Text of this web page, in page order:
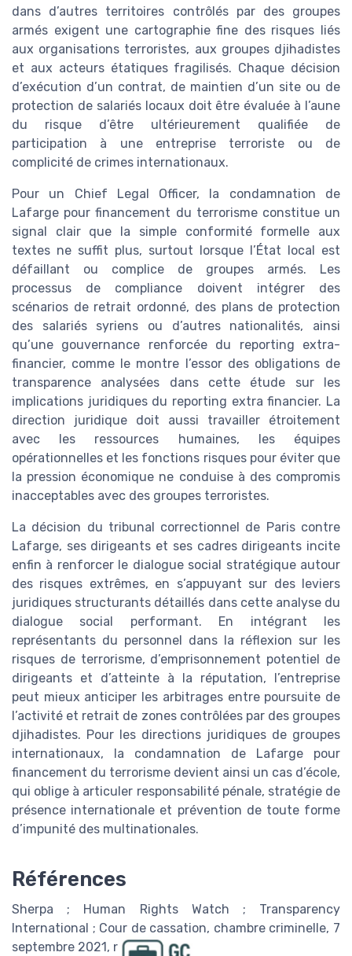
dans d’autres territoires contrôlés par des groupes
armés exigent une cartographie fine des risques liés
aux organisations terroristes, aux groupes djihadistes
et aux acteurs étatiques fragilisés. Chaque décision
d’exécution d’un contrat, de maintien d’un site ou de
protection de salariés locaux doit être évaluée à l’aune
du risque d’être ultérieurement qualifiée de
participation à une entreprise terroriste ou de
complicité de crimes internationaux.
Pour un Chief Legal Officer, la condamnation de
Lafarge pour financement du terrorisme constitue un
signal clair que la simple conformité formelle aux
textes ne suffit plus, surtout lorsque l’État local est
défaillant ou complice de groupes armés. Les
processus de compliance doivent intégrer des
scénarios de retrait ordonné, des plans de protection
des salariés syriens ou d’autres nationalités, ainsi
qu’une gouvernance renforcée du reporting extra-
financier, comme le montre l’essor des obligations de
transparence analysées dans cette étude sur les
implications juridiques du reporting extra financier. La
direction juridique doit aussi travailler étroitement
avec les ressources humaines, les équipes
opérationnelles et les fonctions risques pour éviter que
la pression économique ne conduise à des compromis
inacceptables avec des groupes terroristes.
La décision du tribunal correctionnel de Paris contre
Lafarge, ses dirigeants et ses cadres dirigeants incite
enfin à renforcer le dialogue social stratégique autour
des risques extrêmes, en s’appuyant sur des leviers
juridiques structurants détaillés dans cette analyse du
dialogue social performant. En intégrant les
représentants du personnel dans la réflexion sur les
risques de terrorisme, d’emprisonnement potentiel de
dirigeants et d’atteinte à la réputation, l’entreprise
peut mieux anticiper les arbitrages entre poursuite de
l’activité et retrait de zones contrôlées par des groupes
djihadistes. Pour les directions juridiques de groupes
internationaux, la condamnation de Lafarge pour
financement du terrorisme devient ainsi un cas d’école,
qui oblige à articuler responsabilité pénale, stratégie de
présence internationale et prévention de toute forme
d’impunité des multinationales.
Références
Sherpa ; Human Rights Watch ; Transparency
International ; Cour de cassation, chambre criminelle, 7
septembre 2021, n° 19-87.367.